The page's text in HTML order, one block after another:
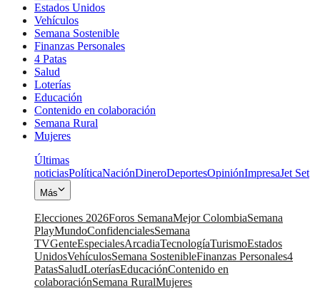
Estados Unidos
Vehículos
Semana Sostenible
Finanzas Personales
4 Patas
Salud
Loterías
Educación
Contenido en colaboración
Semana Rural
Mujeres
Últimas
noticiasPolíticaNaciónDineroDeportesOpiniónImpresaJet Set
Más
Elecciones 2026Foros SemanaMejor ColombiaSemana
PlayMundoConfidencialesSemana
TVGenteEspecialesArcadiaTecnologíaTurismoEstados
UnidosVehículosSemana SostenibleFinanzas Personales4
PatasSaludLoteríasEducaciónContenido en
colaboraciónSemana RuralMujeres